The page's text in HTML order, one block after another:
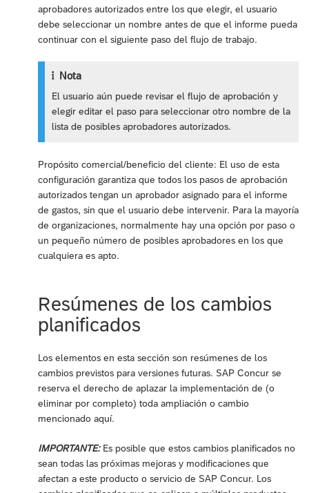
aprobadores autorizados entre los que elegir, el usuario
debe seleccionar un nombre antes de que el informe pueda
continuar con el siguiente paso del flujo de trabajo.
Nota
El usuario aún puede revisar el flujo de aprobación y
elegir editar el paso para seleccionar otro nombre de la
lista de posibles aprobadores autorizados.
Propósito comercial/beneficio del cliente: El uso de esta
configuración garantiza que todos los pasos de aprobación
autorizados tengan un aprobador asignado para el informe
de gastos, sin que el usuario debe intervenir. Para la mayoría
de organizaciones, normalmente hay una opción por paso o
un pequeño número de posibles aprobadores en los que
cualquiera es apto.
Resúmenes de los cambios
planificados
Los elementos en esta sección son resúmenes de los
cambios previstos para versiones futuras. SAP Concur se
reserva el derecho de aplazar la implementación de (o
eliminar por completo) toda ampliación o cambio
mencionado aquí.
IMPORTANTE:Es posible que estos cambios planificados no
sean todas las próximas mejoras y modificaciones que
afectan a este producto o servicio de SAP Concur. Los